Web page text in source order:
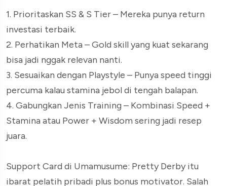
1. Prioritaskan SS & S Tier – Mereka punya return
investasi terbaik.
2. Perhatikan Meta – Gold skill yang kuat sekarang
bisa jadi nggak relevan nanti.
3. Sesuaikan dengan Playstyle – Punya speed tinggi
percuma kalau stamina jebol di tengah balapan.
4. Gabungkan Jenis Training – Kombinasi Speed +
Stamina atau Power + Wisdom sering jadi resep
juara.
Support Card di Umamusume: Pretty Derby itu
ibarat pelatih pribadi plus bonus motivator. Salah